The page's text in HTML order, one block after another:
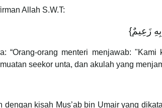
Allah S.W.T:
“Orang-orang menteri menjawab:
seekor unta, dan akulah yang
dengan kisah Mus’ab bin Umair yang